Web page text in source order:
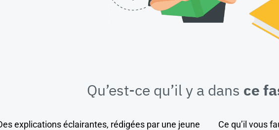
Qu’est-ce qu’il y a dans ce
explications éclairantes, rédigées par une jeune
Ce qu’il vous